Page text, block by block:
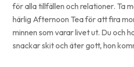
för alla tillfällen och relationer. Ta
härlig Afternoon Tea för att fira
minnen som varar livet ut. Du och
snackar skit och äter gott, hon